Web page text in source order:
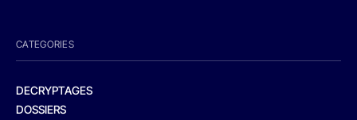
CATEGORIES
DECRYPTAGES
DOSSIERS